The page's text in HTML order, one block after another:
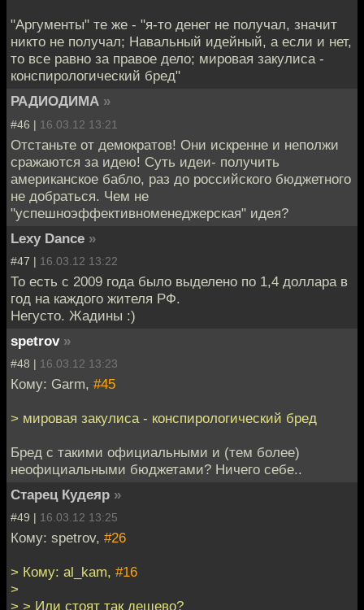
"Аргументы" те же - "я-то денег не получал, значит
никто не получал; Навальный идейный, а если и нет,
то все равно за правое дело; мировая закулиса -
конспирологический бред"
РАДИОДИМА »
#46 | 16.03.12 13:21
Отстаньте от демократов! Они искренне и неполжи
сражаются за идею! Суть идеи- получить
американское бабло, раз до российского бюджетного
не добраться. Чем не
"успешноэффективноменеджерская" идея?
Lexy Dance »
#47 | 16.03.12 13:22
То есть с 2009 года было выделено по 1,4 доллара в
год на каждого жителя РФ.
Негусто. Жадины :)
spetrov »
#48 | 16.03.12 13:23
Кому: Garm, #45
> мировая закулиса - конспирологический бред
Бред с такими официальными и (тем более)
неофициальными бюджетами? Ничего себе..
Старец Кудеяр »
#49 | 16.03.12 13:25
Кому: spetrov, #26
> Кому: al_kam, #16
>
> > Или стоят так дешево?